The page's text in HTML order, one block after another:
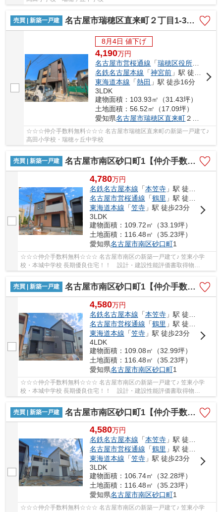
売買 | 新築一戸建 名古屋市瑞穂区直来町２丁目1-3【仲介手数料無料】新築一戸建て 2号棟
8月4日 値下げ
4,190万円
名古屋市営桜通線 「瑞穂区役所
名鉄名古屋本線 「神宮前 」駅 徒歩16分
東海道本線 「熱田 」駅 徒歩16分
3LDK
建物面積：103.93㎡（31.43坪）
土地面積：56.52㎡（17.09坪）
愛知県名古屋市瑞穂区直来町２丁目1-3
☆☆☆仲介手数料無料☆☆☆ 名古屋市瑞穂区直来町の新築一戸建て♪
高田小学校・瑞穂ヶ丘中学校
売買 | 新築一戸建 名古屋市南区砂口町1【仲介手数料無料】新築一戸建て
4,780万円
名鉄名古屋本線 「本笠寺」駅 徒歩14分
名古屋市営桜通線 「鶴里 」駅 徒歩18分
東海道本線 「笠寺」駅 徒歩23分
3LDK
建物面積：109.72㎡（33.19坪）
土地面積：116.48㎡（35.23坪）
愛知県名古屋市南区砂口町1
☆☆☆仲介手数料無料☆☆☆ 名古屋市南区の新築一戸建て♪ 笠東小学
校・本城中学校 長期優良住宅！！ 設計・建設性能評価書取得物
件！！ 耐震等級３！ 断熱等性能等級４！！
売買 | 新築一戸建
名古屋市南区砂口町1【仲介手数料無料】新築一戸建て
4,580万円
名鉄名古屋本線 「本笠寺」駅 徒歩14分
名古屋市営桜通線 「鶴里 」駅 徒歩18分
東海道本線 「笠寺」駅 徒歩23分
4LDK
建物面積：109.08㎡（32.99坪）
土地面積：116.48㎡（35.23坪）
愛知県名古屋市南区砂口町1
☆☆☆仲介手数料無料☆☆☆ 名古屋市南区の新築一戸建て♪ 笠東小学
校・本城中学校 長期優良住宅！！ 設計・建設性能評価書取得物
件！！ 耐震等級３！ 断熱等性能等級４！！
売買 | 新築一戸建
名古屋市南区砂口町1【仲介手数料無料】新築一戸建て
4,580万円
名鉄名古屋本線 「本笠寺」駅 徒歩14分
名古屋市営桜通線 「鶴里 」駅 徒歩18分
東海道本線 「笠寺」駅 徒歩23分
3LDK
建物面積：106.74㎡（32.28坪）
土地面積：116.48㎡（35.23坪）
愛知県名古屋市南区砂口町1
☆☆☆仲介手数料無料☆☆☆ 名古屋市南区の新築一戸建て♪ 笠東小学